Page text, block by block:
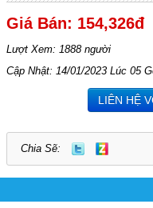
Giá Bán: 154,326đ
Lượt Xem: 1888 người
Cập Nhật: 14/01/2023 Lúc 05
LIÊN HỆ
Chia Sẽ: